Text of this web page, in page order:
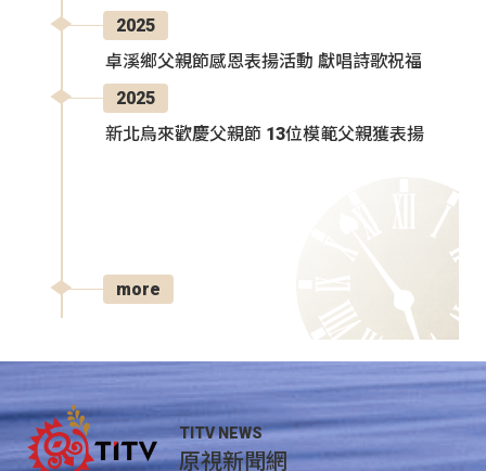
2025
卓溪鄉父親節感恩表揚活動 獻唱詩歌祝福
2025
新北烏來歡慶父親節 13位模範父親獲表揚
more
TITV NEWS
原視新聞網